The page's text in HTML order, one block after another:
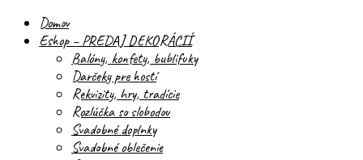
Domov
Eshop – PREDAJ DEKORÁCIÍ
Balóny, konfety, bublifuky
Darčeky pre hostí
Rekvizity, hry, tradície
Rozlúčka so slobodou
Svadobné doplnky
Svadobné oblečenie